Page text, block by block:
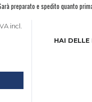
preparato e spedito quanto
incl.
HAI